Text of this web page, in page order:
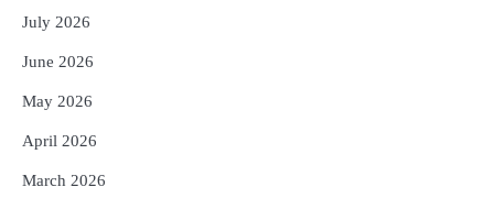
5
July 2026
June 2026
May 2026
April 2026
March 2026